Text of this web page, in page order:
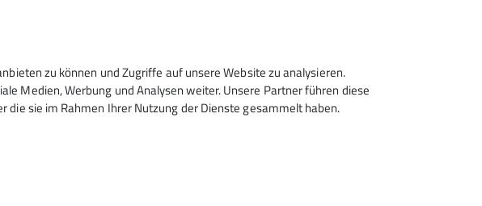
Und auf einen späteren, zweiten Versuch, wenn man sich
besser stimmen. Wie es die Engländer sagen:
learn.
oder den Gehzeitrechner, gibt es auf der Seite
zu können und Zugriffe auf unsere Website zu analysieren.
Medien, Werbung und Analysen weiter. Unsere Partner führen diese
sie im Rahmen Ihrer Nutzung der Dienste gesammelt haben.